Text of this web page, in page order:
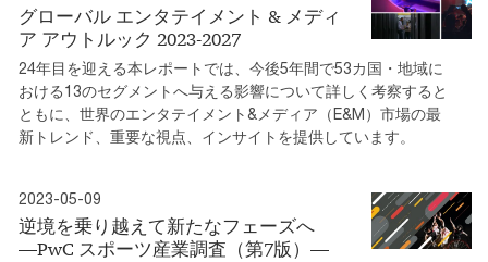
グローバル エンタテイメント & メディ
ア アウトルック 2023-2027
24年目を迎える本レポートでは、今後5年間で53カ国・地域に
おける13のセグメントへ与える影響について詳しく考察すると
ともに、世界のエンタテイメント&メディア（E&M）市場の最
新トレンド、重要な視点、インサイトを提供しています。
2023-05-09
逆境を乗り越えて新たなフェーズへ
―PwC スポーツ産業調査（第7版）―